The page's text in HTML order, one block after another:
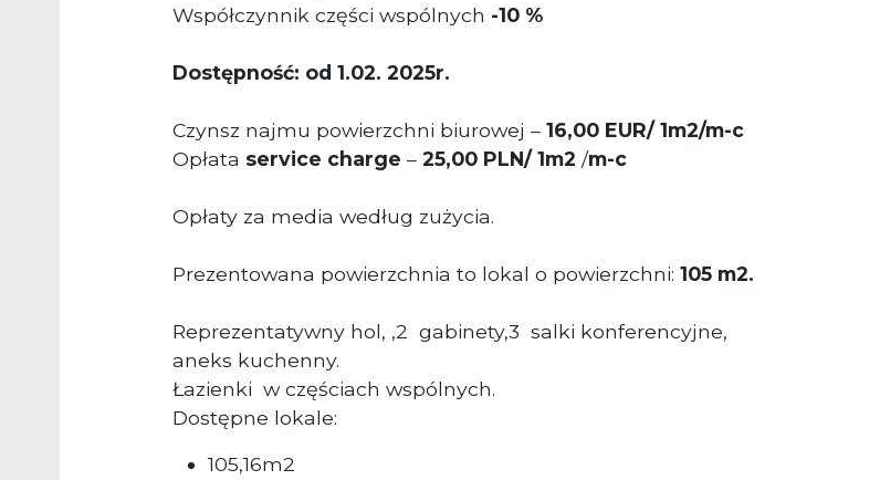
Współczynnik części wspólnych -10 %
Dostępność: od 1.02. 2025r.
Czynsz najmu powierzchni biurowej – 16,00 EUR/ 1m2/m-c
Opłata service charge – 25,00 PLN/ 1m2 /m-c
Opłaty za media według zużycia.
Prezentowana powierzchnia to lokal o powierzchni: 105 m2.
Reprezentatywny hol, ,2 gabinety,3 salki konferencyjne,
aneks kuchenny.
Łazienki w częściach wspólnych.
Dostępne lokale:
105,16m2